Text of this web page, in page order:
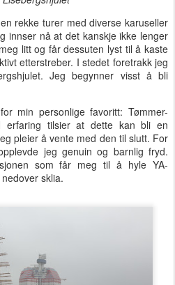
rekke turer med diverse karuseller
innser nå at det kanskje ikke lenger
litt og får dessuten lyst til å kaste
etterstreber. I stedet foretrakk jeg
Jeg begynner visst å bli
min personlige favoritt: Tømmer-
erfaring tilsier at dette kan bli en
pleier å vente med den til slutt. For
jeg genuin og barnlig fryd.
som får meg til å hyle YA-
sklia.